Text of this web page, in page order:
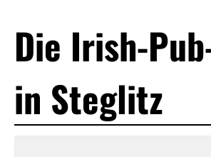
Die Irish-
in Steglitz